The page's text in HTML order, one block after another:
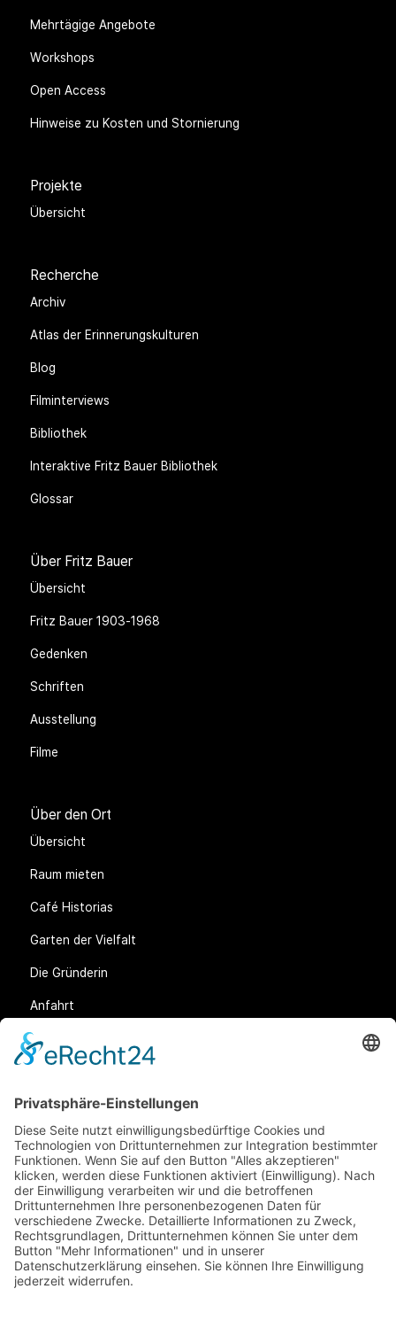
Mehrtägige Angebote
Workshops
Open Access
Hinweise zu Kosten und Stornierung
Projekte
Übersicht
Recherche
Archiv
Atlas der Erinnerungskulturen
Blog
Filminterviews
Bibliothek
Interaktive Fritz Bauer Bibliothek
Glossar
Über Fritz Bauer
Übersicht
Fritz Bauer 1903-1968
Gedenken
Schriften
Ausstellung
Filme
Über den Ort
Übersicht
Raum mieten
Café Historias
Garten der Vielfalt
Die Gründerin
Anfahrt
Rechtliches
Allgemeine Geschäftsbedingungen (AGB)
Datenschutz
Impressum